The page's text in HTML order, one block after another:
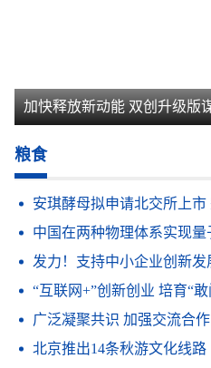
音！加快释放新动能 双创升级版
粮食
安琪酵母拟申请北交所上市
中国在两种物理体系实现量
发力！支持中小企业创新
“互联网+”创新创业 培育“
广泛凝聚共识 加强交流合作 为高质
北京推出14条秋游文化线路